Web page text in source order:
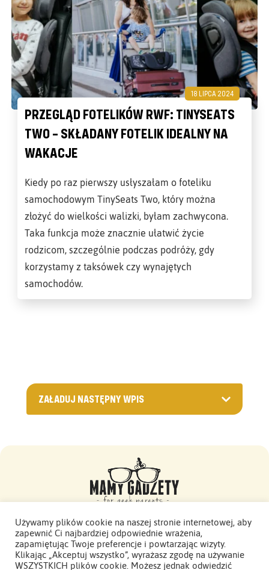
18 LIPCA 2024
PRZEGLĄD FOTELIKÓW RWF: TINYSEATS
TWO – SKŁADANY FOTELIK IDEALNY NA
WAKACJE
Kiedy po raz pierwszy usłyszałam o foteliku
samochodowym TinySeats Two, który można
złożyć do wielkości walizki, byłam zachwycona.
Taka funkcja może znacznie ułatwić życie
rodzicom, szczególnie podczas podróży, gdy
korzystamy z taksówek czy wynajętych
samochodów.
ZAŁADUJ NASTĘPNY WPIS
Mamy Gadżety -
2015 - 2026. Wszelkie prawa zastrzeżone.
Używamy plików cookie na naszej stronie internetowej, aby
zapewnić Ci najbardziej odpowiednie wrażenia,
zapamiętując Twoje preferencje i powtarzając wizyty.
Klikając „Akceptuj wszystko”, wyrażasz zgodę na używanie
WSZYSTKICH plików cookie. Możesz jednak odwiedzić